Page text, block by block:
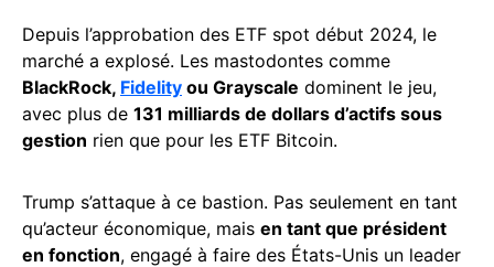
Depuis l’approbation des ETF spot début 2024, le
marché a explosé. Les mastodontes comme
BlackRock, Fidelity ou Grayscale dominent le jeu,
avec plus de 131 milliards de dollars d’actifs sous
gestion rien que pour les ETF Bitcoin.
Trump s’attaque à ce bastion. Pas seulement en tant
qu’acteur économique, mais en tant que président
en fonction, engagé à faire des États-Unis un leader